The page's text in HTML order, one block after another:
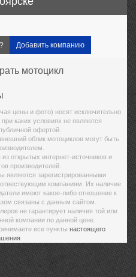
Добавить компанию
мотоцикл
цены и фото) носят исключительно
каких условиях не являются
офертой.
облик мотоциклов могут быть
открытых интернет-источников и
производителей.
являются зарегистрированными
компаниям. Их наличие
имеют какое-либо отношение к
связаны с данным сайтом.
не гарантирует наличия той или
компании по данной цене.
все пункты настоящего